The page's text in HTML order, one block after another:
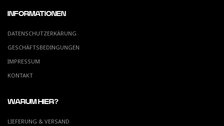
INFORMATIONEN
DATENSCHUTZERKÄRUNG
GESCHÄFTSBEDINGUNGEN
IMPRESSUM
KONTAKT
WARUM HIER?
LIEFERUNG & VERSAND